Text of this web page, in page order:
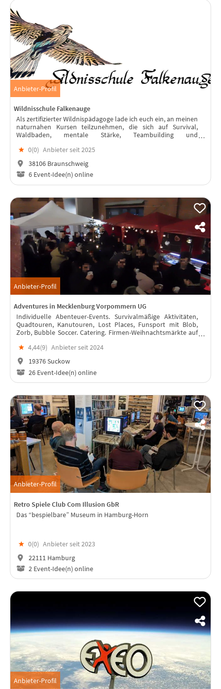
Anbieter-Profil
Wildnisschule Falkenauge
Als zertifizierter Wildnispädagoge lade ich euch ein, an meinen
naturnahen Kursen teilzunehmen, die sich auf Survival,
Waldbaden, mentale Stärke, Teambuilding und
Natur und stärkt euer Team!
★ 0(0) Anbieter seit 2025
38106 Braunschweig
6 Event-Idee(n) online
Anbieter-Profil
Adventures in Mecklenburg Vorpommern UG
Individuelle Abenteuer-Events. Survivalmäßige Aktivitäten,
Quadtouren, Kanutouren, Lost Places, Funsport mit Blob,
Zorb, Bubble Soccer. Catering. Firmen-Weihnachtsmärkte auf
★ 4,44(9) Anbieter seit 2024
19376 Suckow
26 Event-Idee(n) online
Anbieter-Profil
Retro Spiele Club Com Illusion GbR
Das “bespielbare” Museum in Hamburg-Horn
★ 0(0) Anbieter seit 2023
22111 Hamburg
2 Event-Idee(n) online
Anbieter-Profil